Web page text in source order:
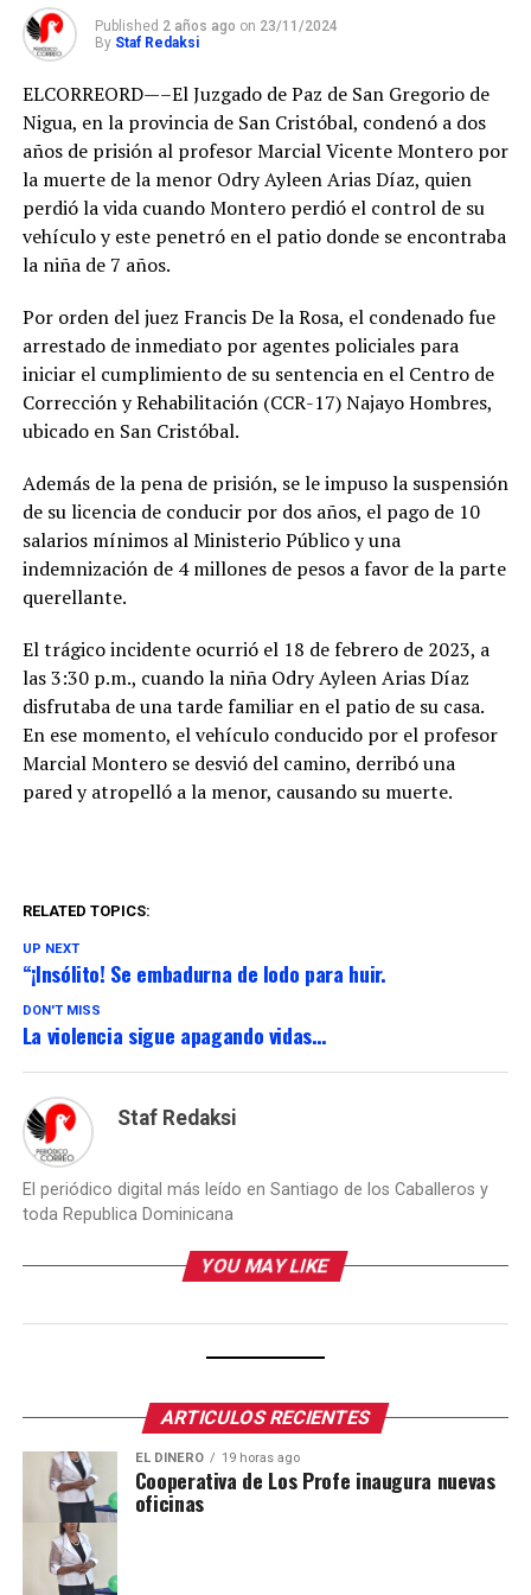
Published 2 años ago on 23/11/2024
By Staf Redaksi
ELCORREORD—–El Juzgado de Paz de San Gregorio de
Nigua, en la provincia de San Cristóbal, condenó a dos
años de prisión al profesor Marcial Vicente Montero por
la muerte de la menor Odry Ayleen Arias Díaz, quien
perdió la vida cuando Montero perdió el control de su
vehículo y este penetró en el patio donde se encontraba
la niña de 7 años.
Por orden del juez Francis De la Rosa, el condenado fue
arrestado de inmediato por agentes policiales para
iniciar el cumplimiento de su sentencia en el Centro de
Corrección y Rehabilitación (CCR-17) Najayo Hombres,
ubicado en San Cristóbal.
Además de la pena de prisión, se le impuso la suspensión
de su licencia de conducir por dos años, el pago de 10
salarios mínimos al Ministerio Público y una
indemnización de 4 millones de pesos a favor de la parte
querellante.
El trágico incidente ocurrió el 18 de febrero de 2023, a
las 3:30 p.m., cuando la niña Odry Ayleen Arias Díaz
disfrutaba de una tarde familiar en el patio de su casa.
En ese momento, el vehículo conducido por el profesor
Marcial Montero se desvió del camino, derribó una
pared y atropelló a la menor, causando su muerte.
RELATED TOPICS:
UP NEXT
“¡Insólito! Se embadurna de lodo para huir.
DON'T MISS
La violencia sigue apagando vidas…
Staf Redaksi
El periódico digital más leído en Santiago de los Caballeros y
toda Republica Dominicana
YOU MAY LIKE
ARTICULOS RECIENTES
EL DINERO 19 horas ago
Cooperativa de Los Profe inaugura nuevas
oficinas